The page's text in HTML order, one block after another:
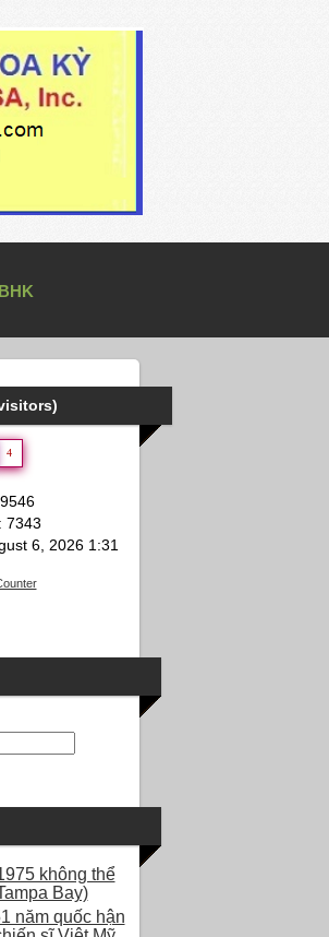
4
7343
6, 2026 1:31
không thể
Bay)
năm quốc hận